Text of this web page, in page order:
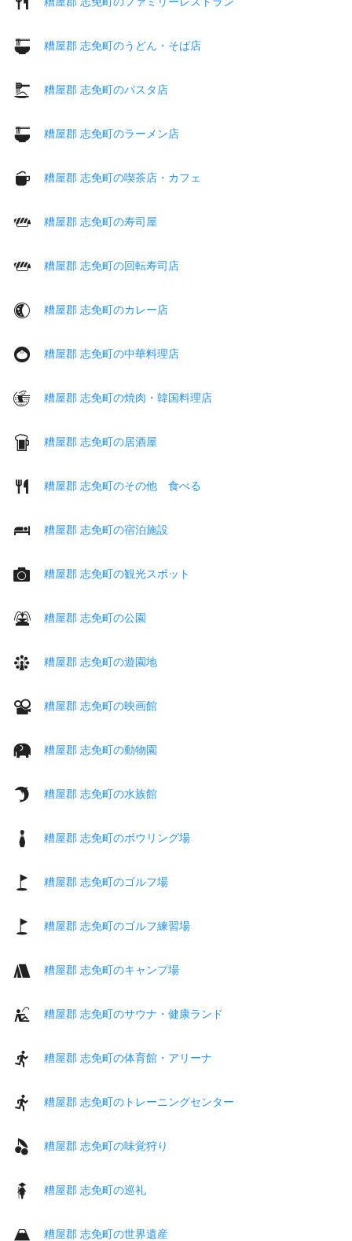
糟屋郡 志免町のうどん・そば店
糟屋郡 志免町のパスタ店
糟屋郡 志免町のラーメン店
糟屋郡 志免町の喫茶店・カフェ
糟屋郡 志免町の寿司屋
糟屋郡 志免町の回転寿司店
糟屋郡 志免町のカレー店
糟屋郡 志免町の中華料理店
糟屋郡 志免町の焼肉・韓国料理店
糟屋郡 志免町の居酒屋
糟屋郡 志免町のその他 食べる
糟屋郡 志免町の宿泊施設
糟屋郡 志免町の観光スポット
糟屋郡 志免町の公園
糟屋郡 志免町の遊園地
糟屋郡 志免町の映画館
糟屋郡 志免町の動物園
糟屋郡 志免町の水族館
糟屋郡 志免町のボウリング場
糟屋郡 志免町のゴルフ場
糟屋郡 志免町のゴルフ練習場
糟屋郡 志免町のキャンプ場
糟屋郡 志免町のサウナ・健康ランド
糟屋郡 志免町の体育館・アリーナ
糟屋郡 志免町のトレーニングセンター
糟屋郡 志免町の味覚狩り
糟屋郡 志免町の巡礼
糟屋郡 志免町の世界遺産